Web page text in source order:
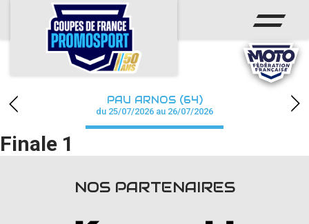
ACCUEIL
ACTUS
CALENDRIER
CHAMPIONNAT
RÉSULTATS
PAU ARNOS (64)
du 25/07/2026 au 26/07/2026
Finale 1
NOS PARTENAIRES